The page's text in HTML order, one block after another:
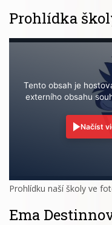
Prohlídka
Tento obsah je
externího obsahu
Načíst
Prohlídku naší školy ve
Ema